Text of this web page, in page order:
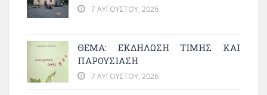
7 ΑΥΓΟΎΣΤΟΥ, 2026
ΘΈΜΑ: ΕΚΔΉΛΩΣΗ ΤΙΜΉΣ ΚΑΙ
ΠΑΡΟΥΣΊΑΣΗ
7 ΑΥΓΟΎΣΤΟΥ, 2026